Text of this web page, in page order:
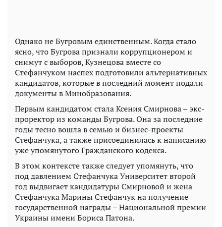
Однако не Бугровым единственным. Когда стало
ясно, что Бугрова признали коррупционером и
снимут с выборов, Кузнецова вместе со
Стефанчуком наспех подготовили альтернативных
кандидатов, которые в последний момент подали
документы в Минобразования.
Первым кандидатом стала Ксения Смирнова – экс-
проректор из команды Бугрова. Она за последние
годы тесно вошла в семью и бизнес-проекты
Стефанчука, а также присоединилась к написанию
уже упомянутого Гражданского кодекса.
В этом контексте также следует упомянуть, что
под давлением Стефанчука Университет второй
год выдвигает кандидатуры Смирновой и жена
Стефанчука Марины Стефанчук на получение
государственной награды – Национальной премии
Украины имени Бориса Патона.